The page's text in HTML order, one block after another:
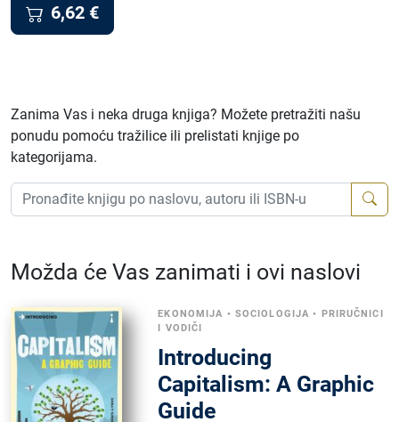
6,62 €
Zanima Vas i neka druga knjiga? Možete pretražiti našu
ponudu pomoću tražilice ili prelistati knjige po
kategorijama.
Možda će Vas zanimati i ovi naslovi
EKONOMIJA • SOCIOLOGIJA •
PRIRUČNICI
I VODIČI
Introducing
Capitalism: A Graphic
Guide